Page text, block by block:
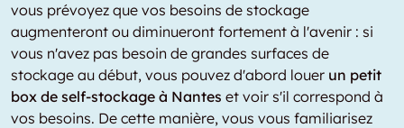
vous prévoyez que vos besoins de stockage
augmenteront ou diminueront fortement à l'avenir : si
vous n'avez pas besoin de grandes surfaces de
stockage au début, vous pouvez d'abord louer un petit
box de self-stockage à Nantes et voir s'il correspond à
vos besoins. De cette manière, vous vous familiarisez